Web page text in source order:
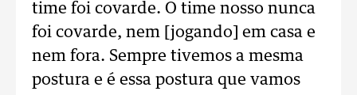
time foi covarde. O time nosso nunca
foi covarde, nem [jogando] em casa e
nem fora. Sempre tivemos a mesma
postura e é essa postura que vamos